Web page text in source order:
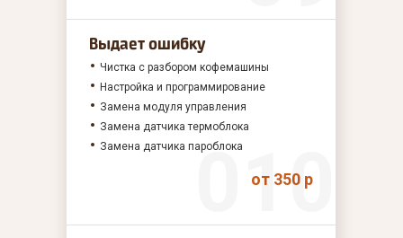
Выдает ошибку
Чистка с разбором кофемашины
Настройка и программирование
Замена модуля управления
Замена датчика термоблока
Замена датчика пароблока
от 350 р